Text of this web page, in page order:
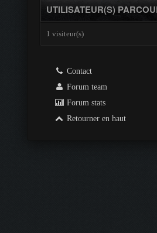
UTILISATEUR(S)
1 visiteur(s)
Contact
Forum team
Forum stats
Retourner en haut